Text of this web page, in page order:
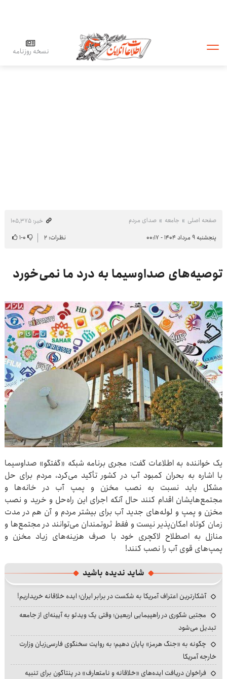
نسخه روزنامه
صفحه اصلی جامعه صدای مردم
خبر: ۱۰۵٬۳۷۵
پنجشنبه ۹ مرداد ۱۴۰۴ - ۰۰:۱۷
نظرات: ۲ ۰-۱
توصیه‌های صداوسیما به درد ما نمی‌خورد
یک خواننده به اطلاعات گفت: مجری برنامه شبکه «گفتگو» صداوسیما
با اشاره به بحران کمبود آب در کشور تأکید می‌کرد، مردم برای حل
مشکل باید نسبت به نصب مخزن و پمپ آب در خانه‌ها و
مجتمع‌هایشان اقدام کنند حال آنکه اجرای این راه‌حل و خرید و نصب
مخزن و پمپ و لوله‌های جدید آب برای بیشتر مردم و آن هم در مدت
زمان کوتاه امکان‌پذیر نیست و فقط ثروتمندان می‌توانند در مجتمع‌ها و
منازل به اصطلاح لاکچری خود با صرف هزینه‌های زیاد مخزن و
پمپ‌های قوی آب را نصب کنند!
شاید ندیده باشید
آشکارترین اعتراف آمریکا به شکست در برابر ایران؛ ایده خلاقانه خریداریم!
مجتبی شکوری در راهپیمایی اربعین؛ وقتی یک ویدئو به آیینه‌ای از جامعه
تبدیل می‌شود
چگونه به «جنگ هرمز» پایان دهیم؛ به روایت سخنگوی فارسی‌زبان وزارت
خارجه آمریکا
فراخوان دریافت ایده‌های «خلاقانه و نامتعارف» در پنتاگون برای تنبیه